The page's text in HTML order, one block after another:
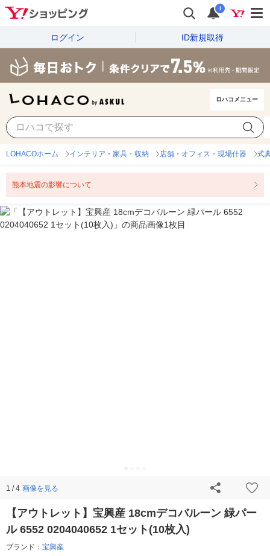
i
ログイン ID新規取得
ロハコメニュー
LOHACOホーム インテリア・家具・収納 店舗・オフィス・現場什器 式
熊本地震の影響について
1 / 4 画像を見る
【アウトレット】宝興産 18cmデコバルーン 緑パー
ル 6552 0204040652 1セット(10枚入)
ブランド： 宝興産